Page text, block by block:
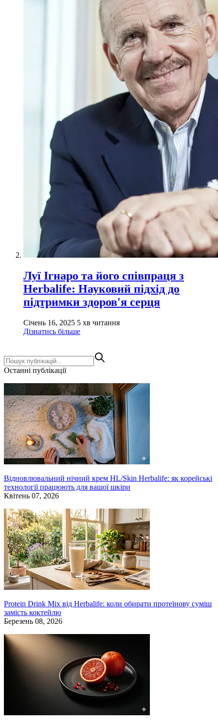
Луї Ігнаро та його співпраця з
Herbalife: Науковий підхід до
підтримки здоров'я серця
Січень 16, 2025 5 хв читання
Дізнатись більше
Останні публікації
Відновлювальний нічний крем HL/Skin Herbalife: як корейські
технології працюють для вашої шкіри
Квітень 07, 2026
Protein Drink Mix від Herbalife: коли обирати протеїнову суміш
замість коктейлю
Березень 08, 2026